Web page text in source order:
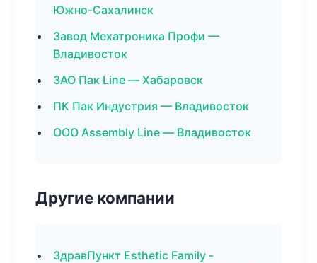
Южно-Сахалинск
Завод Мехатроника Профи —
Владивосток
ЗАО Пак Line — Хабаровск
ПК Пак Индустрия — Владивосток
ООО Assembly Line — Владивосток
Другие компании
ЗдравПункт Esthetic Family -